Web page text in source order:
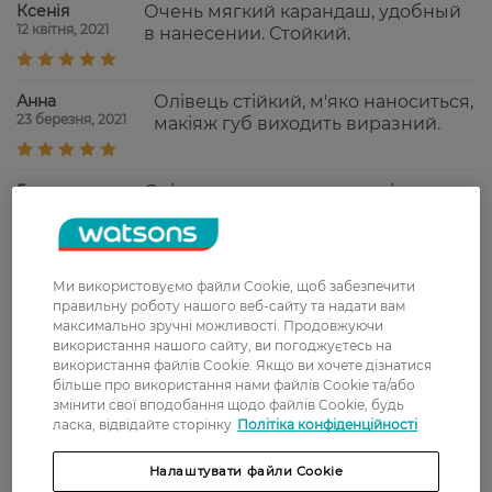
Ксенія
12 квітня, 2021
Очень мягкий карандаш, удобный
в нанесении. Стойкий.
Анна
23 березня, 2021
Олівець стійкий, м'яко наноситься,
макіяж губ виходить виразний.
Галина
Олівець легко наноситься і не
розтікається.
Алла
2 вересня, 2020
Бюджетний, дуже гарний. Я
задоволена!
Алла
1 вересня, 2020
губи візуально здаються більш
об'ємними
Показати ще
Ми використовуємо файли Cookie, щоб забезпечити
правильну роботу нашого веб-сайту та надати вам
максимально зручні можливості. Продовжуючи
використання нашого сайту, ви погоджуєтесь на
використання файлів Cookie. Якщо ви хочете дізнатися
більше про використання нами файлів Cookie та/або
змінити свої вподобання щодо файлів Cookie, будь
ласка, відвідайте сторінку Політіка конфіденційності
Налаштувати файли Cookie